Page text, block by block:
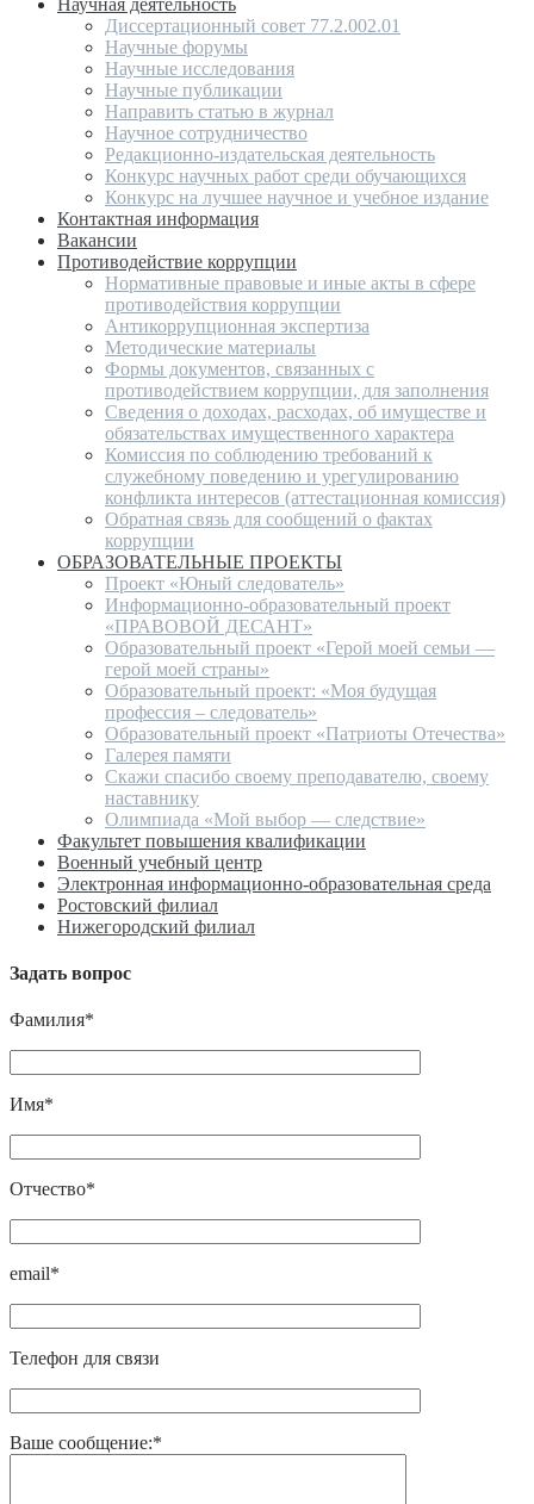
Диссертационный совет 77.2.002.01
Научные форумы
Научные исследования
Научные публикации
Направить статью в журнал
Научное сотрудничество
Редакционно-издательская деятельность
Конкурс научных работ среди обучающихся
Конкурс на лучшее научное и учебное издание
Контактная информация
Вакансии
Противодействие коррупции
Нормативные правовые и иные акты в сфере
противодействия коррупции
Антикоррупционная экспертиза
Методические материалы
Формы документов, связанных с
противодействием коррупции, для заполнения
Сведения о доходах, расходах, об имуществе и
обязательствах имущественного характера
Комиссия по соблюдению требований к
служебному поведению и урегулированию
конфликта интересов (аттестационная комиссия)
Обратная связь для сообщений о фактах
коррупции
ОБРАЗОВАТЕЛЬНЫЕ ПРОЕКТЫ
Проект «Юный следователь»
Информационно-образовательный проект
«ПРАВОВОЙ ДЕСАНТ»
Образовательный проект «Герой моей семьи —
герой моей страны»
Образовательный проект: «Моя будущая
профессия – следователь»
Образовательный проект «Патриоты Отечества»
Галерея памяти
Скажи спасибо своему преподавателю, своему
наставнику
Олимпиада «Мой выбор — следствие»
Факультет повышения квалификации
Военный учебный центр
Электронная информационно-образовательная среда
Ростовский филиал
Нижегородский филиал
Задать вопрос
Фамилия*
Имя*
Отчество*
email*
Телефон для связи
Ваше сообщение:*